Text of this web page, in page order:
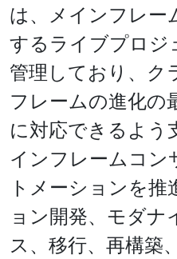
は、メインフレー
するライブプロジ
管理しており、ク
フレームの進化の
に対応できるよう
インフレームコン
トメーションを
ョン開発、モダ
ス、移行、再構築